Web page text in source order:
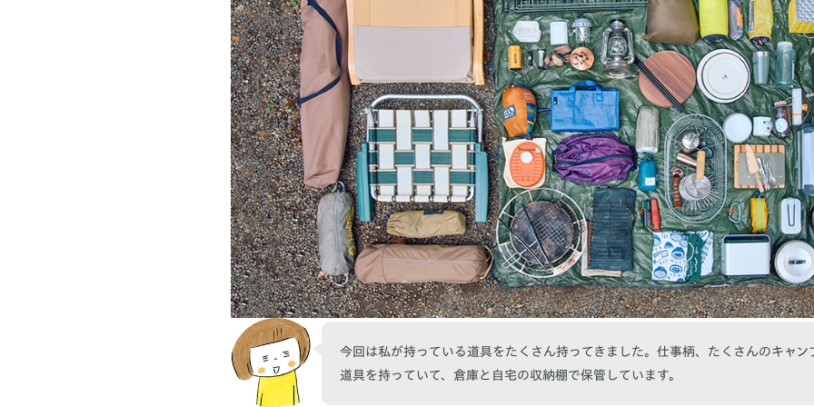
今回は私が持っている道具をたくさん持ってきました。仕事柄、たくさんのキャン
道具を持っていて、倉庫と自宅の収納棚で保管しています。